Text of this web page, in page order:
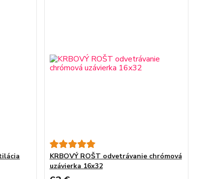
KRBOVÝ ROŠT odvetrávanie chrómová
uzávierka 16x32